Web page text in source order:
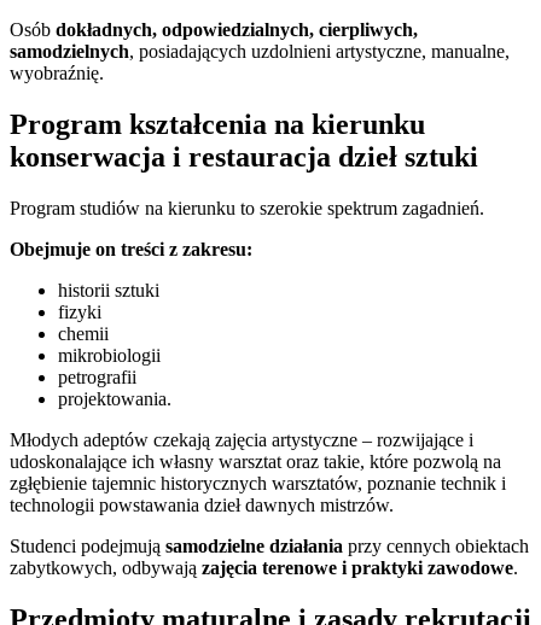
Osób dokładnych, odpowiedzialnych, cierpliwych,
samodzielnych, posiadających uzdolnieni artystyczne, manualne,
wyobraźnię.
Program kształcenia na kierunku
konserwacja i restauracja dzieł sztuki
Program studiów na kierunku to szerokie spektrum zagadnień.
Obejmuje on treści z zakresu:
historii sztuki
fizyki
chemii
mikrobiologii
petrografii
projektowania.
Młodych adeptów czekają zajęcia artystyczne – rozwijające i
udoskonalające ich własny warsztat oraz takie, które pozwolą na
zgłębienie tajemnic historycznych warsztatów, poznanie technik i
technologii powstawania dzieł dawnych mistrzów.
Studenci podejmują samodzielne działania przy cennych obiektach
zabytkowych, odbywają zajęcia terenowe i praktyki zawodowe.
Przedmioty maturalne i zasady rekrutacji